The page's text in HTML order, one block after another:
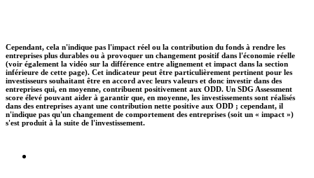
Cependant, cela n'indique pas l'impact réel ou la contribution du fonds à rendre les
entreprises plus durables ou à provoquer un changement positif dans l'économie réelle
(voir également la vidéo sur la différence entre alignement et impact dans la section
inférieure de cette page). Cet indicateur peut être particulièrement pertinent pour les
investisseurs souhaitant être en accord avec leurs valeurs et donc investir dans des
entreprises qui, en moyenne, contribuent positivement aux ODD. Un SDG Assessment
score élevé pouvant aider à garantir que, en moyenne, les investissements sont réalisés
dans des entreprises ayant une contribution nette positive aux ODD ; cependant, il
n'indique pas qu'un changement de comportement des entreprises (soit un « impact »)
s'est produit à la suite de l'investissement.